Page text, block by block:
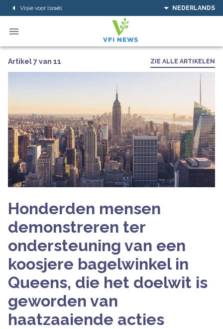
Visie voor Israël NEDERLANDS
Artikel 7 van 11 ZIE ALLE ARTIKELEN
Honderden mensen
demonstreren ter
ondersteuning van een
koosjere bagelwinkel in
Queens, die het doelwit is
geworden van
haatzaaiende acties